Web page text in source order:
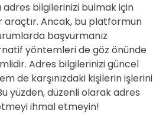
bilgilerinizi bulmak için
araçtır. Ancak, bu platformun
başvurmanız
yöntemleri de göz önünde
Adres bilgilerinizi güncel
de karşınızdaki kişilerin işlerini
yüzden, düzenli olarak adres
ihmal etmeyin!